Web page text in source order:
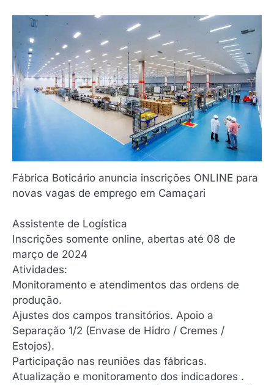
Fábrica Boticário anuncia inscrições ONLINE para
novas vagas de emprego em Camaçari
Assistente de Logística
Inscrições somente online, abertas até 08 de
março de 2024
Atividades:
Monitoramento e atendimentos das ordens de
produção.
Ajustes dos campos transitórios. Apoio a
Separação 1/2 (Envase de Hidro / Cremes /
Estojos).
Participação nas reuniões das fábricas.
Atualização e monitoramento dos indicadores .